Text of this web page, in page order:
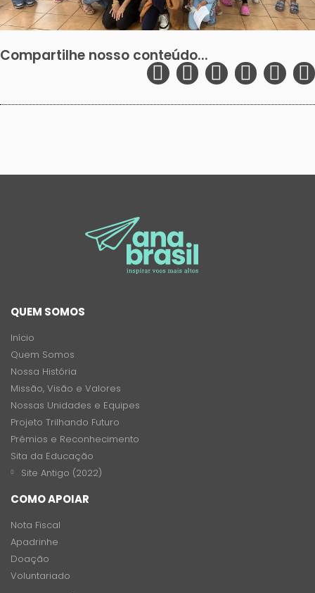
Compartilhe nosso conteúdo...
QUEM SOMOS
Início
Quem Somos
Nossa História
Missão, Visão e Valores
Nossas Unidades e Equipes
Projeto Trilhando Futuro
Prêmios e Reconhecimento
Sita da Educação
Site Antigo (2022)
COMO APOIAR
Nota Fiscal
Apadrinhe
Doação
Voluntariado